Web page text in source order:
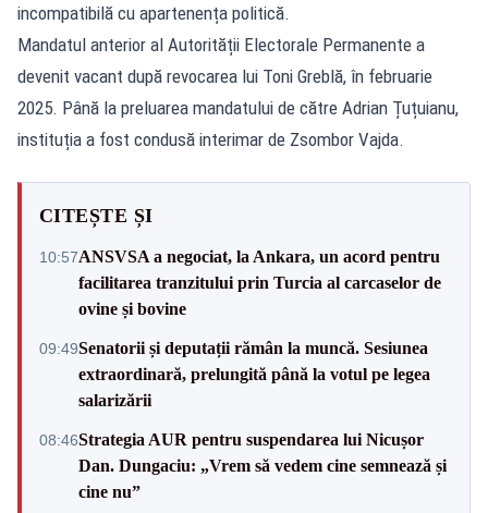
incompatibilă cu apartenența politică.
Mandatul anterior al Autorității Electorale Permanente a
devenit vacant după revocarea lui Toni Greblă, în februarie
2025. Până la preluarea mandatului de către Adrian Țuțuianu,
instituția a fost condusă interimar de Zsombor Vajda.
CITEȘTE ȘI
10:57ANSVSA a negociat, la Ankara, un acord pentru
facilitarea tranzitului prin Turcia al carcaselor de
ovine și bovine
09:49Senatorii și deputații rămân la muncă. Sesiunea
extraordinară, prelungită până la votul pe legea
salarizării
08:46Strategia AUR pentru suspendarea lui Nicușor
Dan. Dungaciu: „Vrem să vedem cine semnează și
cine nu”